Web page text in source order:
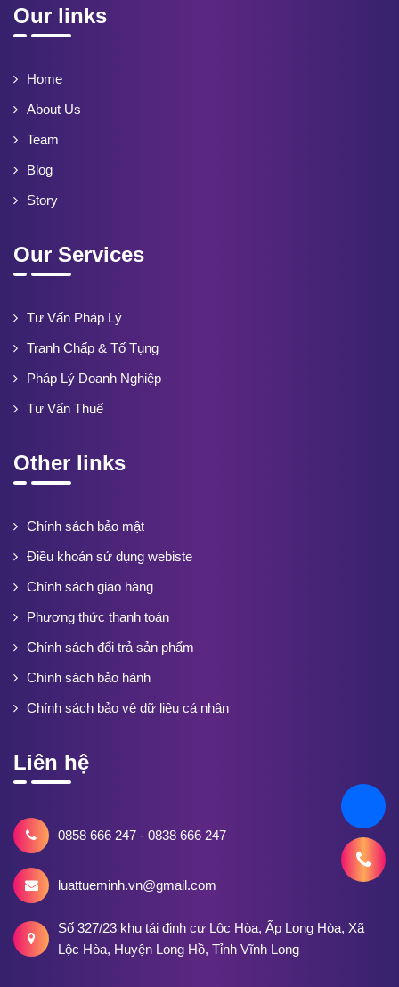
Our links
Home
About Us
Team
Blog
Story
Our Services
Tư Vấn Pháp Lý
Tranh Chấp & Tố Tụng
Pháp Lý Doanh Nghiệp
Tư Vấn Thuế
Other links
Chính sách bảo mật
Điều khoản sử dụng webiste
Chính sách giao hàng
Phương thức thanh toán
Chính sách đổi trả sản phẩm
Chính sách bảo hành
Chính sách bảo vệ dữ liệu cá nhân
Liên hệ
0858 666 247 - 0838 666 247
luattueminh.vn@gmail.com
Số 327/23 khu tái định cư Lộc Hòa, Ấp Long Hòa, Xã
Lộc Hòa, Huyện Long Hồ, Tỉnh Vĩnh Long